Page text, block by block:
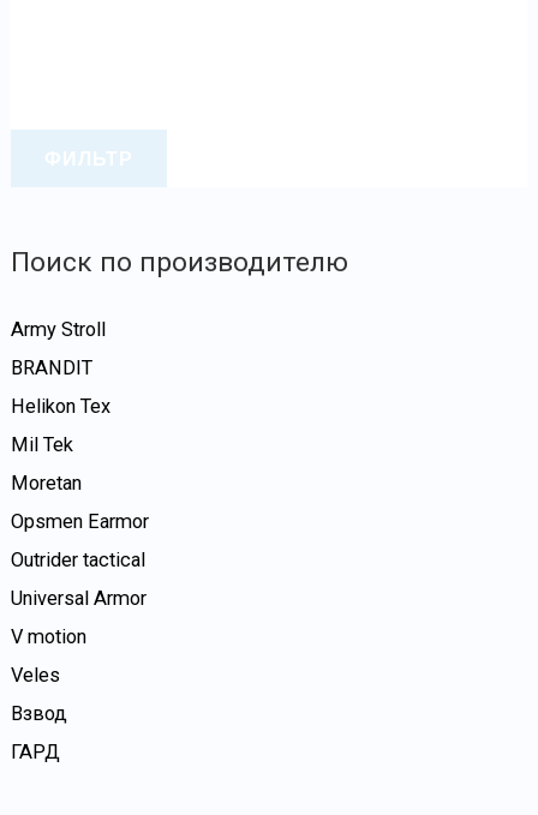
ФИЛЬТР
Поиск по производителю
Army Stroll
BRANDIT
Helikon Tex
Mil Tek
Moretan
Opsmen Earmor
Outrider tactical
Universal Armor
V motion
Veles
Взвод
ГАРД